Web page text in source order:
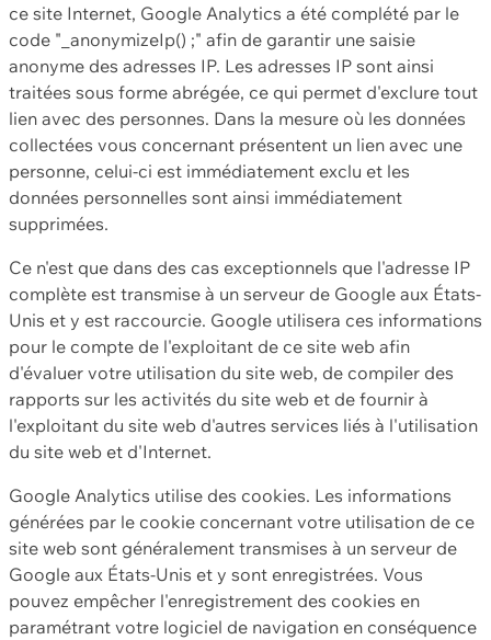
ce site Internet, Google Analytics a été complété par le
code "_anonymizeIp() ;" afin de garantir une saisie
anonyme des adresses IP. Les adresses IP sont ainsi
traitées sous forme abrégée, ce qui permet d'exclure tout
lien avec des personnes. Dans la mesure où les données
collectées vous concernant présentent un lien avec une
personne, celui-ci est immédiatement exclu et les
données personnelles sont ainsi immédiatement
supprimées.
Ce n'est que dans des cas exceptionnels que l'adresse IP
complète est transmise à un serveur de Google aux États-
Unis et y est raccourcie. Google utilisera ces informations
pour le compte de l'exploitant de ce site web afin
d'évaluer votre utilisation du site web, de compiler des
rapports sur les activités du site web et de fournir à
l'exploitant du site web d'autres services liés à l'utilisation
du site web et d'Internet.
Google Analytics utilise des cookies. Les informations
générées par le cookie concernant votre utilisation de ce
site web sont généralement transmises à un serveur de
Google aux États-Unis et y sont enregistrées. Vous
pouvez empêcher l'enregistrement des cookies en
paramétrant votre logiciel de navigation en conséquence